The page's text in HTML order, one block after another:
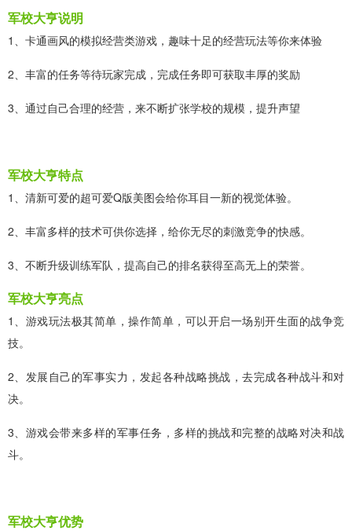
军校大亨说明
1、卡通画风的模拟经营类游戏，趣味十足的经营玩法等你来体验
2、丰富的任务等待玩家完成，完成任务即可获取丰厚的奖励
3、通过自己合理的经营，来不断扩张学校的规模，提升声望
军校大亨特点
1、清新可爱的超可爱Q版美图会给你耳目一新的视觉体验。
2、丰富多样的技术可供你选择，给你无尽的刺激竞争的快感。
3、不断升级训练军队，提高自己的排名获得至高无上的荣誉。
军校大亨亮点
1、游戏玩法极其简单，操作简单，可以开启一场别开生面的战争竞
技。
2、发展自己的军事实力，发起各种战略挑战，去完成各种战斗和对
决。
3、游戏会带来多样的军事任务，多样的挑战和完整的战略对决和战
斗。
军校大亨优势